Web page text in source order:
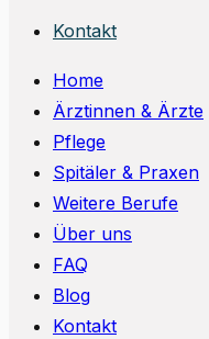
Kontakt
Home
Ärztinnen & Ärzte
Pflege
Spitäler & Praxen
Weitere Berufe
Über uns
FAQ
Blog
Kontakt